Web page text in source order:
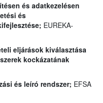
és adatkezelésen
és
EUREKA-
eljárások kiválasztása
kockázatának
és leíró rendszer; EFSA